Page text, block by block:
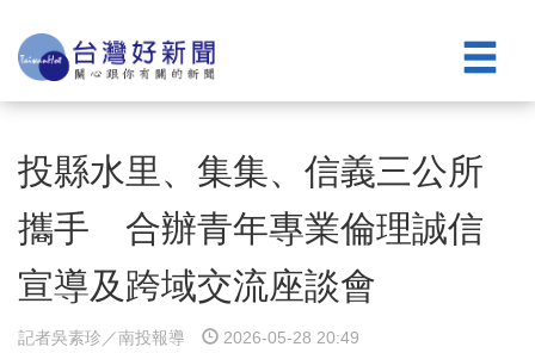
投縣水里、集集、信義三公所
攜手 合辦青年專業倫理誠信
宣導及跨域交流座談會
記者吳素珍／南投報導 2026-05-28 20:49